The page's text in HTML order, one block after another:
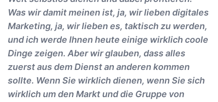
Was wir damit meinen ist, ja, wir lieben digitales
Marketing, ja, wir lieben es, taktisch zu werden,
und ich werde Ihnen heute einige wirklich coole
Dinge zeigen. Aber wir glauben, dass alles
zuerst aus dem Dienst an anderen kommen
sollte. Wenn Sie wirklich dienen, wenn Sie sich
wirklich um den Markt und die Gruppe von